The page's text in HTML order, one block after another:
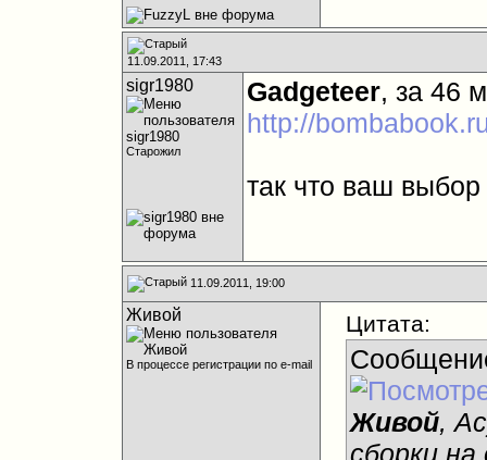
11.09.2011, 17:43
sigr1980
Старожил
Gadgeteer, за 46
http://
так что ваш
11.09.2011, 19:00
Живой
В процессе регистрации по e-mail
Цитата:
Живой,
сборки